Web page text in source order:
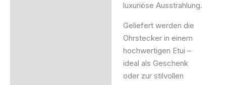
luxuriöse Ausstrahlung.
Geliefert werden die
Ohrstecker in einem
hochwertigen Etui –
ideal als Geschenk
oder zur stilvollen